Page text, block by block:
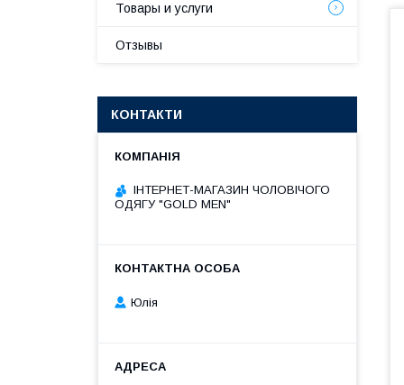
Товары и услуги
Отзывы
КОНТАКТИ
ІНТЕРНЕТ-МАГАЗИН ЧОЛОВІЧОГО
ОДЯГУ "GOLD MEN"
Юлія